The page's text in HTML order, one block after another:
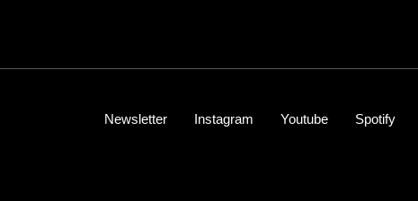
Newsletter Instagram Youtube Spotify